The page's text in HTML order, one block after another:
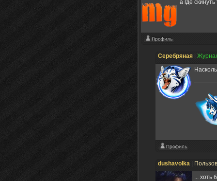
а где
Серебряная
dushavolka
... хоть